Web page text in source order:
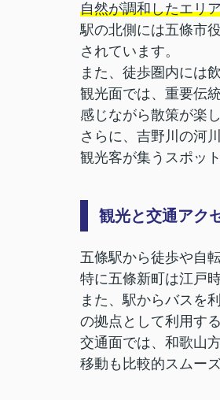
自然が調和したエリ
駅の北側には五條市
されています。
また、徒歩圏内には
観光面では、重要伝
感じながら散策が楽し
さらに、吉野川の河
観光客が集うスポッ
観光と交通アク
五條駅から徒歩や自
特に五條新町は江戸
また、駅からバスを
の拠点として利用す
交通面では、和歌山
移動も比較的スムーズ